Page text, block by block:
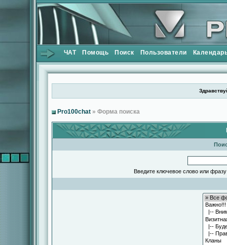
ЧАТ Помощь Поиск Пользователи
Pro100chat » Форма поиска
Введите ключевое слово или